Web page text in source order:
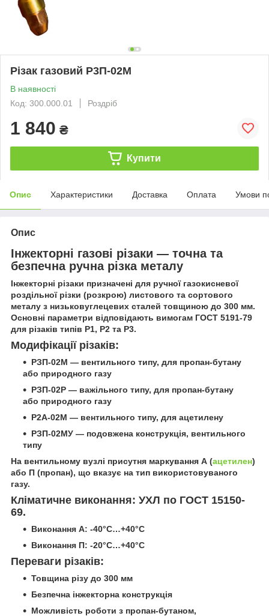
Різак газовий Р3П-02М
В наявності
Код: 300.000.01
Роздріб
1 840 ₴
Купити
Опис Характеристики Доставка Оплата Умови
Опис
Інжекторні газові різаки — точна та
безпечна ручна різка металу
Інжекторні різаки призначені для ручної газокисневої
роздільної різки (розкрою) листового та сортового
металу з низьковуглецевих сталей товщиною до 300 мм.
Основні параметри відповідають вимогам ГОСТ 5191-79
для різаків типів P1, P2 та P3.
Модифікації різаків:
РЗП-02М — вентильного типу, для пропан-бутану
або природного газу
РЗП-02Р — важільного типу, для пропан-бутану
або природного газу
Р2А-02М — вентильного типу, для ацетилену
РЗП-02МУ — подовжена конструкція, вентильного
типу
На вентильному вузлі присутня маркування А (ацетилен)
або П (пропан), що вказує на тип використовуваного
газу.
Кліматичне виконання: УХЛ по ГОСТ 15150-
69.
Виконання А: -40°С…+40°С
Виконання П: -20°С…+40°С
Переваги різаків:
Товщина різу до 300 мм
Безпечна інжекторна конструкція
Можливість роботи з пропан-бутаном,